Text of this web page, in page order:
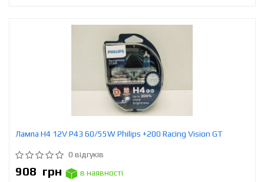
Лампа H4 12V Р43 60/55W Philips +200 Racing Vision GT
0 відгуків
908 грн
в наявності